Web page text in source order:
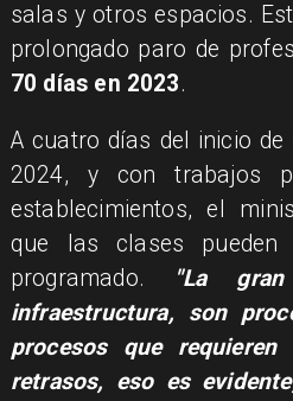
salas y otros espacios.
prolongado paro de
70 días en 2023.
A cuatro días del inicio
2024, y con trabajos
establecimientos, el
que las clases pueden
programado.
"La
infraestructura, son
procesos que
retrasos, eso es